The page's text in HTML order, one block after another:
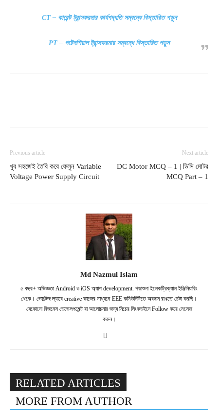
CT – কারেন্ট ট্রান্সফরমার কার্যপদ্ধতি সম্বন্ধে বিস্তারিত পড়ুন
PT – পটেনশিয়াল ট্রান্সফরমার সম্বন্ধে বিস্তারিত পড়ুন
Previous article
খুব সহজেই তৈরি করে ফেলুন Variable
Voltage Power Supply Circuit
Next article
DC Motor MCQ – 1 | ডিসি মোটর
MCQ Part – 1
Md Nazmul Islam
৫ বছর+ অভিজ্ঞতা Android ও iOS অ্যাপ development. পড়াশুনা ইলেকট্রিক্যাল ইঞ্জিনিয়ারিং
থেকে। ভোল্টেজ ল্যাবে creative কাজের মাধ্যমে EEE কমিউনিটিতে অবদান রাখতে চেষ্টা করছি।
যেকোনো বিজনেস ডেভেলপমেন্ট বা আলোচনার জন্য নিচের লিংকডইনে Follow করে মেসেজ
করুন।
RELATED ARTICLES
MORE FROM AUTHOR